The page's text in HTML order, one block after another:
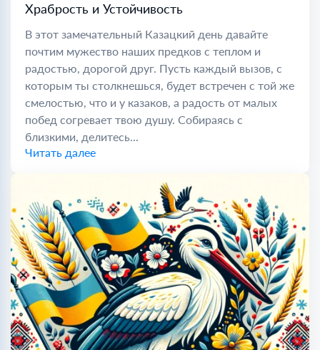
Храбрость и Устойчивость
В этот замечательный Казацкий день давайте
почтим мужество наших предков с теплом и
радостью, дорогой друг. Пусть каждый вызов, с
которым ты столкнешься, будет встречен с той же
смелостью, что и у казаков, а радость от малых
побед согревает твою душу. Собираясь с
близкими, делитесь...
Читать далее